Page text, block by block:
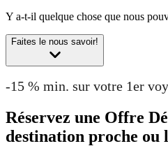
Y a-t-il quelque chose que nous
Faites le nous savoir!
-15 % min. sur votre 1er
Réservez une Offre
destination proche ou